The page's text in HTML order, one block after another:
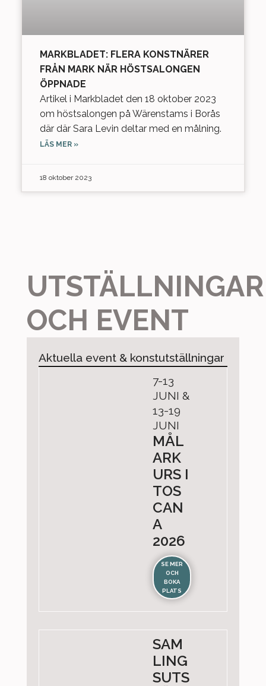
MARKBLADET: FLERA KONSTNÄRER
FRÅN MARK NÄR HÖSTSALONGEN
ÖPPNADE
Artikel i Markbladet den 18 oktober 2023
om höstsalongen på Wärenstams i Borås
där där Sara Levin deltar med en målning.
LÄS MER »
18 oktober 2023
UTSTÄLLNINGAR
OCH EVENT
Aktuella event & konstutställningar
7-13
JUNI &
13-19
JUNI
MÅL
ARK
URS I
TOS
CAN
A
2026
SE MER
OCH
BOKA
PLATS
SAM
LING
SUTS